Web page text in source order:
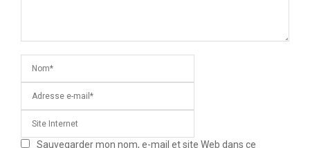
Sauvegarder mon nom, e-mail et site Web dans ce